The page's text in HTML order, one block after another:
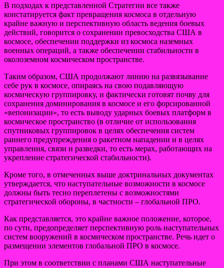
В подходах к представленной Стратегии все также
констатируется факт превращения космоса в отдельную
крайне важную и перспективную область ведения боевых
действий, говорится о сохранении превосходства США в
космосе, обеспечении поддержки из космоса наземных
военных операций, а также обеспечении стабильности в
околоземном космическом пространстве.
Таким образом, США продолжают линию на развязывание
себе рук в космосе, опираясь на свою подавляющую
космическую группировку, и фактически готовят почву для
сохранения доминирования в космосе и его форсированной
«вепонизации», то есть выводу ударных боевых платформ в
космическое пространство (в отличие от использования
спутниковых группировок в целях обеспечения систем
раннего предупреждения о ракетном нападении и в целях
управления, связи и разведки, то есть мерах, работающих на
укрепление стратегической стабильности).
Кроме того, в отмеченных выше доктринальных документах
утверждается, что наступательные возможности в космосе
должны быть тесно переплетены с возможностями
стратегической обороны, в частности – глобальной ПРО.
Как представляется, это крайне важное положение, которое,
по сути, предопределяет перспективную роль наступательных
систем вооружений в космическом пространстве. Речь идет о
размещении элементов глобальной ПРО в космосе.
При этом в соответствии с планами США наступательные